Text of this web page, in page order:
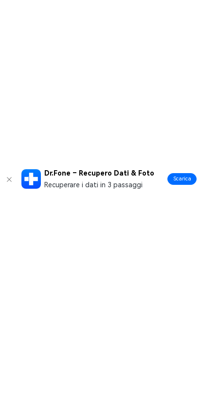
Dr.Fone – Recupero Dati & Foto
Recuperare i dati in 3 passaggi
Scarica